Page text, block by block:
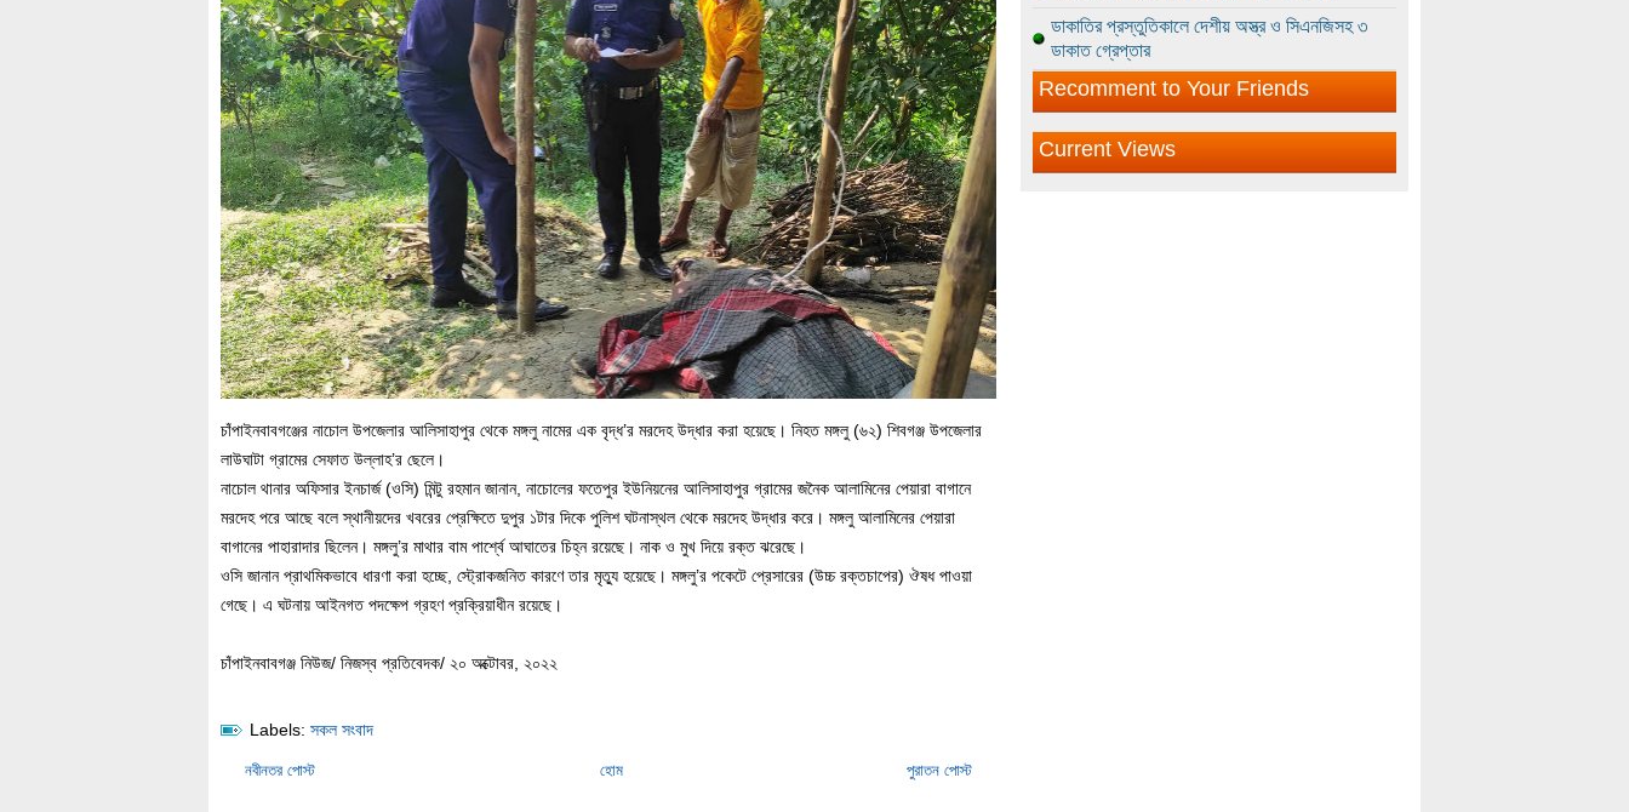
চাঁপাইনবাবগঞ্জের নাচোল উপজেলার আলিসাহাপুর থেকে মঙ্গলু নামের এক বৃদ্ধ’র মরদেহ উদ্ধার করা হয়েছে। নিহত মঙ্গলু (৬২) শিবগঞ্জ উপজেলার
লাউঘাটা গ্রামের সেফাত উল্লাহ’র ছেলে।
নাচোল থানার অফিসার ইনচার্জ (ওসি) মিন্টু রহমান জানান, নাচোলের ফতেপুর ইউনিয়নের আলিসাহাপুর গ্রামের জনৈক আলামিনের পেয়ারা বাগানে
মরদেহ পরে আছে বলে স্থানীয়দের খবরের প্রেক্ষিতে দুপুর ১টার দিকে পুলিশ ঘটনাস্থল থেকে মরদেহ উদ্ধার করে। মঙ্গলু আলামিনের পেয়ারা
বাগানের পাহারাদার ছিলেন। মঙ্গলু’র মাথার বাম পার্শ্বে আঘাতের চিহ্ন রয়েছে। নাক ও মুখ দিয়ে রক্ত ঝরেছে।
ওসি জানান প্রাথমিকভাবে ধারণা করা হচ্ছে, স্ট্রোকজনিত কারণে তার মৃত্যু হয়েছে। মঙ্গলু’র পকেটে প্রেসারের (উচ্চ রক্তচাপের) ঔষধ পাওয়া
গেছে। এ ঘটনায় আইনগত পদক্ষেপ গ্রহণ প্রক্রিয়াধীন রয়েছে।
চাঁপাইনবাবগঞ্জ নিউজ/ নিজস্ব প্রতিবেদক/ ২০ অক্টোবর, ২০২২
Labels: সকল সংবাদ
নবীনতর পোস্ট পুরাতন পোস্ট
হোম
ডাকাতির প্রস্তুতিকালে দেশীয় অস্ত্র ও সিএনজিসহ ৩
ডাকাত গ্রেপ্তার
Recomment to Your Friends
Current Views